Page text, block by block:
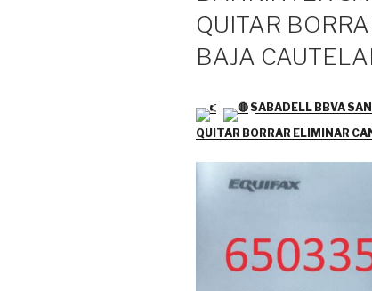
QUITAR
BAJA
SABADELL BBVA
QUITAR BORRAR ELIMINAR